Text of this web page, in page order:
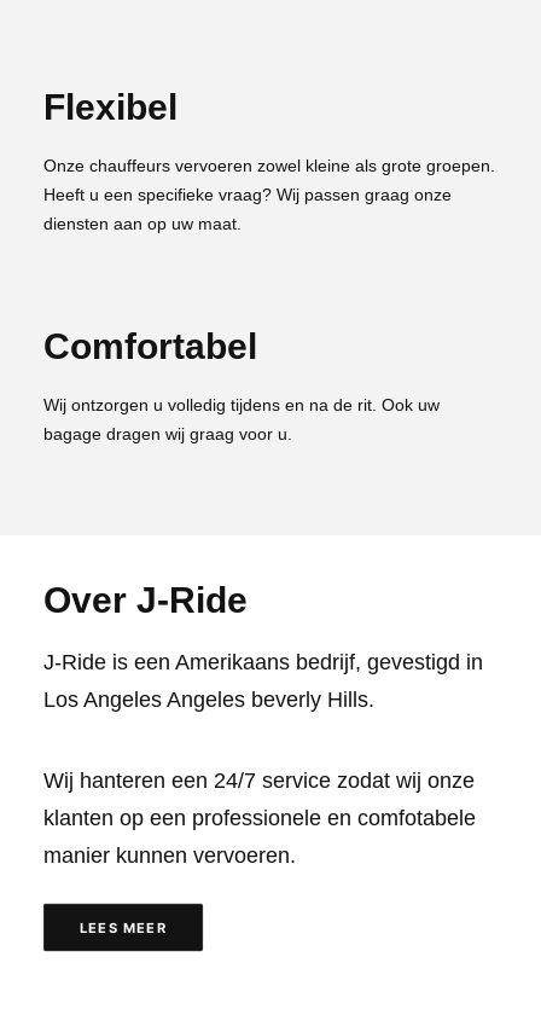
Flexibel
Onze chauffeurs vervoeren zowel kleine als grote groepen.
Heeft u een specifieke vraag? Wij passen graag onze
diensten aan op uw maat.
Comfortabel
Wij ontzorgen u volledig tijdens en na de rit. Ook uw
bagage dragen wij graag voor u.
Over J-Ride
J-Ride is een Amerikaans bedrijf, gevestigd in
Los Angeles Angeles beverly Hills.
Wij hanteren een 24/7 service zodat wij onze
klanten op een professionele en comfotabele
manier kunnen vervoeren.
LEES MEER